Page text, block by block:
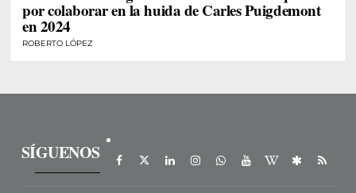
por colaborar en la huida de Carles Puigdemont
en 2024
ROBERTO LÓPEZ
SÍGUENOS